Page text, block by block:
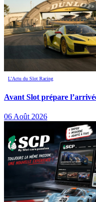
L’Actu du Slot Racing
Avant Slot prépare
06 Août 2026